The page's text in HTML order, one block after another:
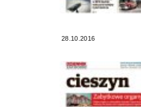
28.10.2016